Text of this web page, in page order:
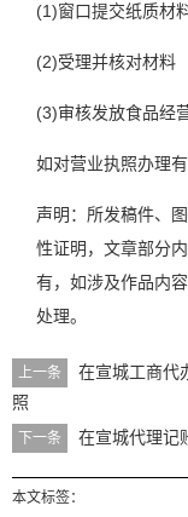
(1)窗口提交纸质材
(2)受理并核对材料
(3)审核发放食品经
如对营业执照办理
声明：所发稿件、
性证明，文章部分
有，如涉及作品内
处理。
上一条
在宣城工商代
照
下一条 在宣城代理记
本文标签：